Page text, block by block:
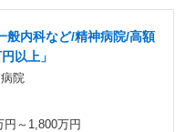
般内科など/精神病院/高額
以上」
院
円～1,800万円